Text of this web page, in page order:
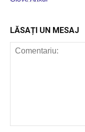
LĂSAȚI UN MESAJ